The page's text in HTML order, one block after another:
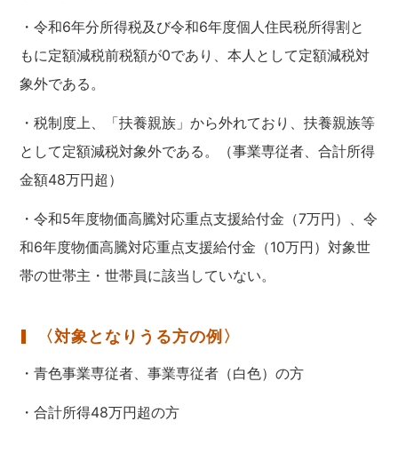
・令和6年分所得税及び令和6年度個人住民税所得割と
もに定額減税前税額が0であり、本人として定額減税対
象外である。
・税制度上、「扶養親族」から外れており、扶養親族等
として定額減税対象外である。（事業専従者、合計所得
金額48万円超）
・令和5年度物価高騰対応重点支援給付金（7万円）、令
和6年度物価高騰対応重点支援給付金（10万円）対象世
帯の世帯主・世帯員に該当していない。
〈対象となりうる方の例〉
・青色事業専従者、事業専従者（白色）の方
・合計所得48万円超の方